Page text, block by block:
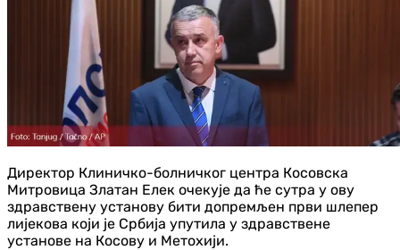
Директор Клиничко-болничког центра Косовска
Митровица Златан Елек очекује да ће сутра у ову
здравствену установу бити допремљен први шлепер
лијекова који је Србија упутила у здравствене
установе на Косову и Метохији.